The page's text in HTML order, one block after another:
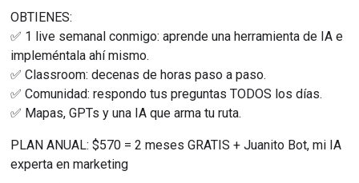
OBTIENES:
✅ 1 live semanal conmigo: aprende una herramienta de IA e
impleméntala ahí mismo.
✅ Classroom: decenas de horas paso a paso.
✅ Comunidad: respondo tus preguntas TODOS los días.
✅ Mapas, GPTs y una IA que arma tu ruta.
PLAN ANUAL: $570 = 2 meses GRATIS + Juanito Bot, mi IA
experta en marketing